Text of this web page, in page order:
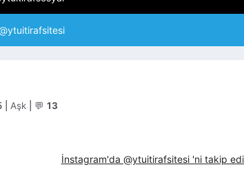
Kategoriler
Aşk 💬 13
İnstagram'da @ytuitirafsitesi 'ni takip